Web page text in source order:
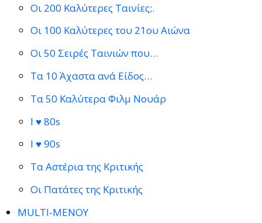
Οι 200 Καλύτερες Ταινίες;.
Οι 100 Καλύτερες του 21ου Αιώνα
Οι 50 Σειρές Ταινιών που…
Τα 10 Άχαστα ανά Είδος…
Τα 50 Καλύτερα Φιλμ Νουάρ
I ♥ 80s
I ♥ 90s
Τα Αστέρια της Κριτικής
Οι Πατάτες της Κριτικής
MULTI-ΜΕΝΟΥ